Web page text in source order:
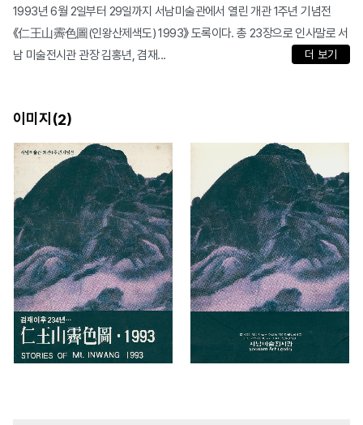
1993년 6월 2일부터 29일까지 서남미술관에서 열린 개관 1주년 기념전
《仁王山霽色圖(인왕산제색도) 1993》 도록이다. 총 23장으로 인사말로 서
남 미술전시관 관장 김홍년, 겸재...
더 보기
이미지(2)